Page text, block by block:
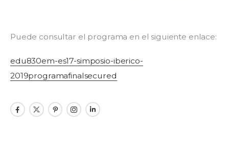
Puede consultar el programa en el siguiente enlace:
edu830em-es17-simposio-iberico-
2019programafinalsecured